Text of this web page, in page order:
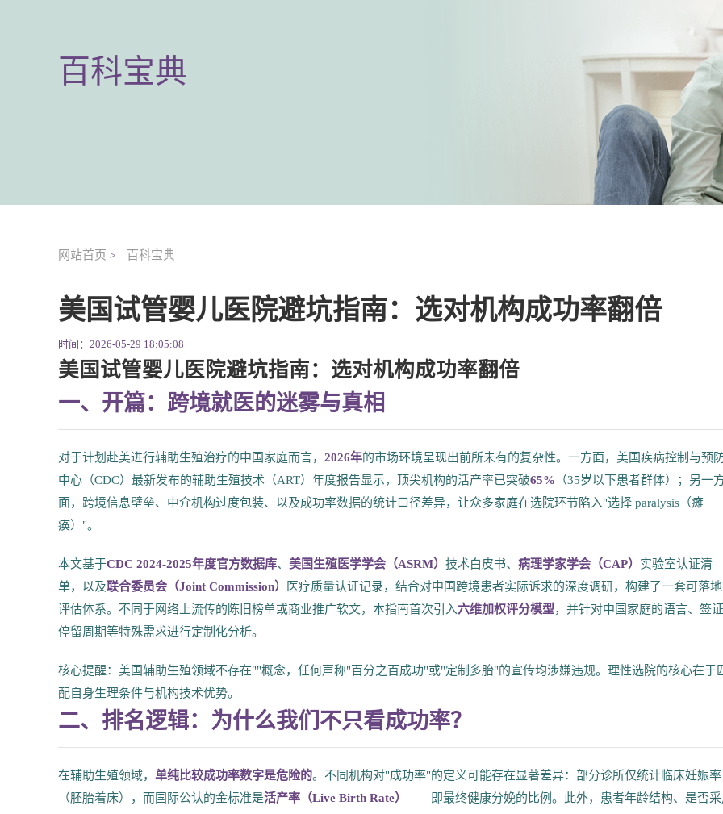
百科宝典
网站首页 > 百科宝典
美国试管婴儿医院避坑指南：选对机构成功率翻倍
时间：2026-05-29 18:05:08
美国试管婴儿医院避坑指南：选对机构成功率翻倍
一、开篇：跨境就医的迷雾与真相
对于计划赴美进行辅助生殖治疗的中国家庭而言， 2026年的市场环境呈现出前所未有的复杂性。一方面，美国疾病控制与预
中心（CDC）最新发布的辅助生殖技术（ART）年度报告显示，顶尖机构的活产率已突破65% （35岁以下患者群体）；另一
面，跨境信息壁垒、中介机构过度包装、以及成功率数据的统计口径差异，让众多家庭在选院环节陷入"选择 paralysis（瘫
痪）"。
本文基于CDC 2024-2025年度官方数据库、 美国生殖医学学会（ASRM） 技术白皮书、 病理学家学会（CAP） 实验室认证清
单，以及联合委员会（Joint Commission）
医疗质量认证记录，结合对中国跨境患者实际诉求的深度调研，构建了一套可落
评估体系。不同于网络上流传的陈旧榜单或商业推广软文，本指南首次引入六维加权评分模型，并针对中国家庭的语言、签证
停留周期等特殊需求进行定制化分析。
核心提醒：美国辅助生殖领域不存在""概念，任何声称"百分之百成功"或"定制多胎"的宣传均涉嫌违规。理性选院的核心在于
配自身生理条件与机构技术优势。
二、排名逻辑：为什么我们不只看成功率？
在辅助生殖领域， 单纯比较成功率数字是危险的。不同机构对"成功率"的定义可能存在显著差异：部分诊所仅统计临床妊娠率
（胚胎着床），而国际公认的金标准是活产率（Live Birth Rate） ——即最终健康分娩的比例。此外，患者年龄结构、是否采